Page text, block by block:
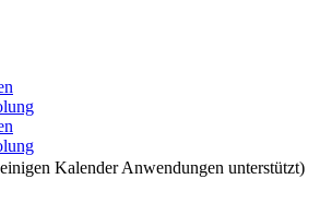
Kalender Anwendungen unterstützt)